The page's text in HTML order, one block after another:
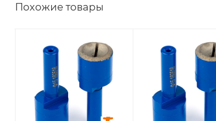
Похожие товары
Геометрия
заточки
баллистика
Диаметр заточки,
Стандарт
Геометрия
заточки
баллистика
Диаметр заточки,
Стандарт